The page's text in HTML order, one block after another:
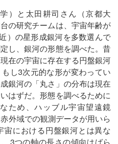
）と太田耕司さん（京都大
の研究チームは、宇宙年齢が
）の星形成銀河を多数選んで
し、銀河の形態を調べた。昔
在の宇宙に存在する円盤銀河
し3次元的な形が変わってい
銀河の「丸さ」の分布は現在
はずだ。形態を調べるために
ため、ハッブル宇宙望遠鏡
外域での観測データが用いら
における円盤銀河とは異な
3つの軸の長さの傾向はばら